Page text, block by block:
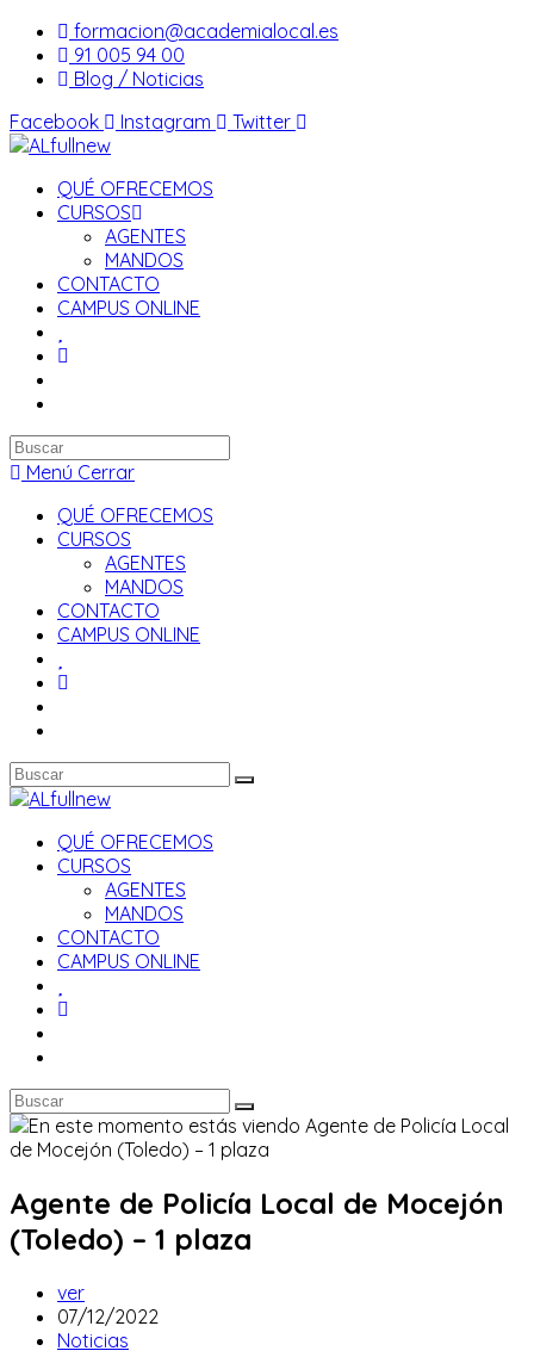
Saltar
contenido
formacion@academialocal.es
91 005 94 00
Blog / Noticias
Facebook
Instagram Twitter
QUÉ OFRECEMOS
CURSOS
AGENTES
MANDOS
CONTACTO
CAMPUS ONLINE
Buscar
en
web
Menú Cerrar
QUÉ OFRECEMOS
CURSOS
AGENTES
MANDOS
CONTACTO
CAMPUS ONLINE
QUÉ OFRECEMOS
CURSOS
AGENTES
MANDOS
CONTACTO
CAMPUS ONLINE
Agente de Policía Local de Mocejón
(Toledo) – 1 plaza
Autor
de
la
ver
Publicación
de
07/12/2022
Categoría
Noticias